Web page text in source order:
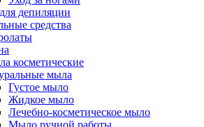
депиляции
средства
косметические
мыла
Густое мыло
Жидкое мыло
Лечебно-косметическое мыло
Мыло ручной работы